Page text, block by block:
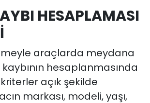
HESAPLAMASI
araçlarda meydana
hesaplanmasında
açık şekilde
markası, modeli, yaşı,